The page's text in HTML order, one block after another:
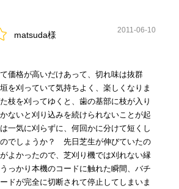
matsuda様 2011-06-10
価格が高いだけあって、切れ味は抜群
を刈っていて気持ちよく、楽しくなりま
枝を刈ってゆくと、歯の基部に枝が入り
ないと刈り込みを続けられないことが起
一気に刈らずに、何回かに分けて短くし
でしょうか？ 先日芝生が伸びていたの
よかったので、芝刈り機では刈れない縁
っかり本機のコードに触れた瞬間、バチ
ドが完全に切断されて停止してしまいま